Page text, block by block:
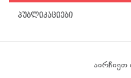
პუბლიკაციები
აირჩიეთ